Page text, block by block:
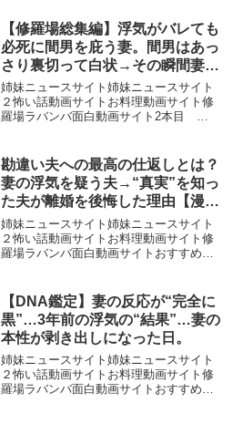
ラマ#ショートフィルム...
【修羅場総集編】浮気がバレても
必死に間男を庇う妻。間男はあっ
さり裏切って白状→その瞬間妻の
態度の急変し…
姉妹ニュースサイト姉妹ニュースサイト
２怖い話動画サイトお料理動画サイト修
羅場ラバンバ面白動画サイト2本目
が「お願いもう許して…」俺の作戦は成
功したｗ涙の動画を...
勘違い夫への最高の仕返しとは？
妻の浮気を疑う夫→“真実”を知っ
た夫が離婚を後悔した理由【漫
画】
姉妹ニュースサイト姉妹ニュースサイト
２怖い話動画サイトお料理動画サイト修
羅場ラバンバ面白動画サイトおすすめ動
ます！『解決ミルフィーユ』とは夫婦間
の浮気や、義家族とのトラ...
【DNA鑑定】妻の反応が“完全に
黒”…3年前の浮気の“結果”…妻の
本性が剥き出しになった日。
姉妹ニュースサイト姉妹ニュースサイト
２怖い話動画サイトお料理動画サイト修
羅場ラバンバ面白動画サイトおすすめ動